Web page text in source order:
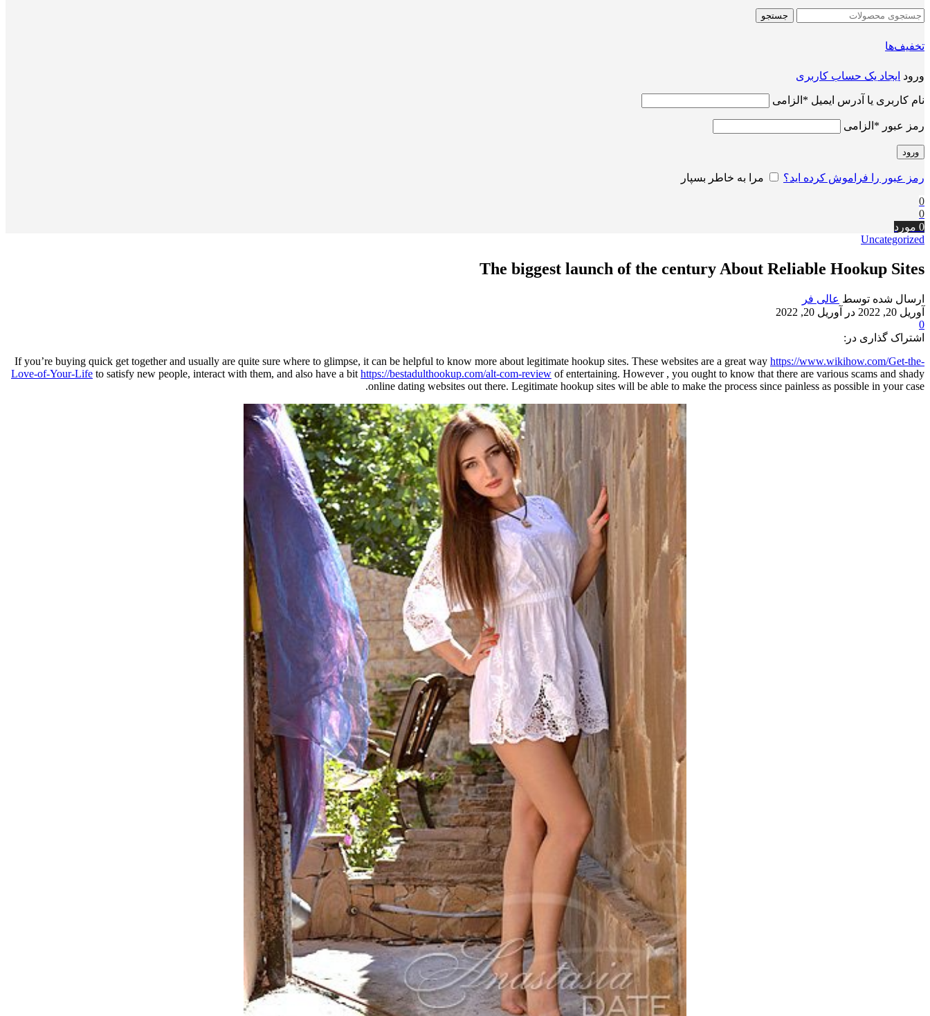
جستجو
تخفیف‌ها
ورود ایجاد یک حساب کاربری
نام کاربری یا آدرس ایمیل * الزامی
رمز عبور * الزامی
ورود
رمز عبور را فراموش کرده اید؟
مرا به خاطر بسپار
0
0
0 مورد
Uncategorized
The biggest launch of the century About Reliable Hookup Sites
ارسال شده توسط عالی فر
آوریل 20, 2022
در آوریل 20, 2022
0
اشتراک گذاری در:
If you’re buying quick get together and usually are quite sure where to glimpse, it can be helpful to know more about legitimate hookup sites. These websites are a great way https://www.wikihow.com/Get-the-
Love-of-Your-Life to satisfy new people, interact with them, and also have a bit https://bestadulthookup.com/alt-com-review of entertaining. However , you ought to know that there are various scams and shady
online dating websites out there. Legitimate hookup sites will be able to make the process since painless as possible in your case.